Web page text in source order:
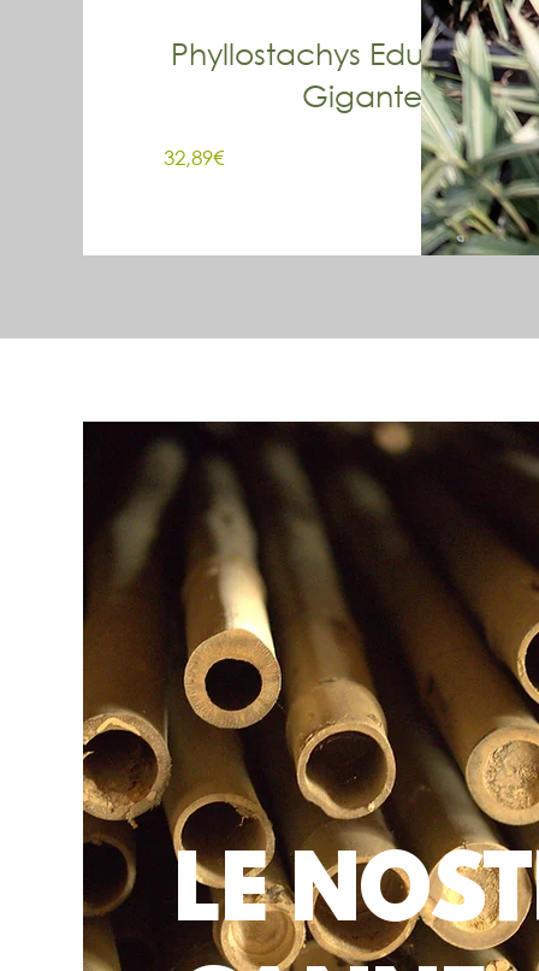
Phyllostachys Edulis -
Gigante
32,89€Prezzo
LE